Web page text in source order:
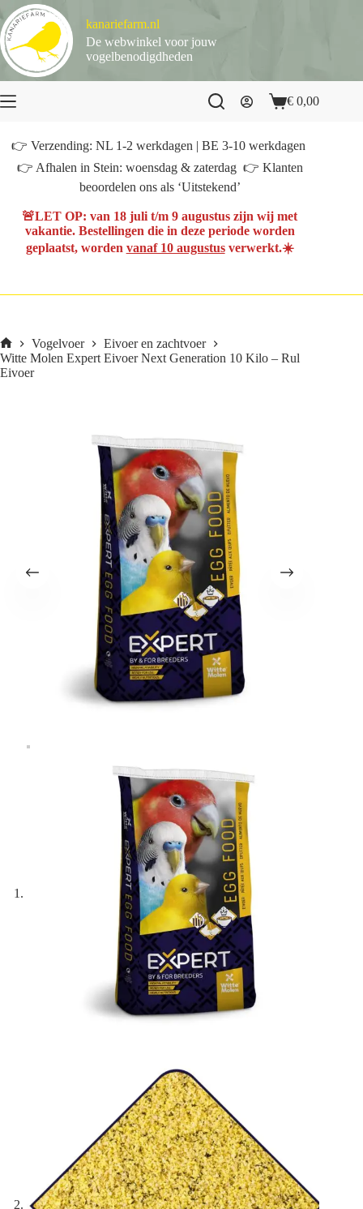
naar
de
inhoud
kanariefarm.nl
De webwinkel voor jouw
vogelbenodigdheden
Winkelwagen
€ 0,00
👉 Verzending: NL 1-2 werkdagen | BE 3-10 werkdagen
👉 Afhalen in Stein: woensdag & zaterdag 👉 Klanten
beoordelen ons als ‘Uitstekend’
🚨LET OP: van 18 juli t/m 9 augustus zijn wij met
vakantie. Bestellingen die in deze periode worden
geplaatst, worden vanaf 10 augustusverwerkt.☀️
Home
Vogelvoer
Eivoer en zachtvoer
Witte Molen Expert Eivoer Next Generation 10 Kilo – Rul
Eivoer